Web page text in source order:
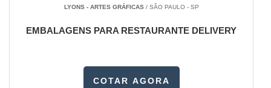
LYONS - ARTES GRÁFICAS/ SÃO PAULO - SP
EMBALAGENS PARA RESTAURANTE DELIVERY
COTAR AGORA